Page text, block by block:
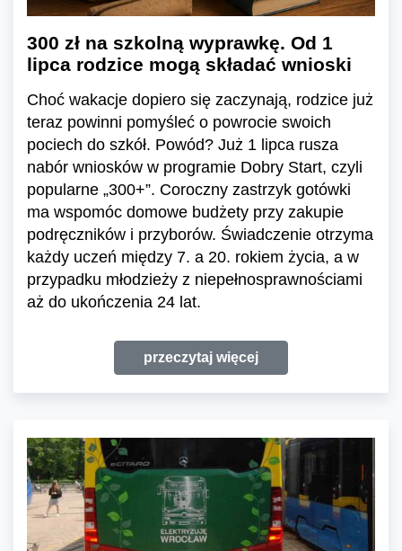
300 zł na szkolną wyprawkę. Od 1
lipca rodzice mogą składać wnioski
Choć wakacje dopiero się zaczynają, rodzice już
teraz powinni pomyśleć o powrocie swoich
pociech do szkół. Powód? Już 1 lipca rusza
nabór wniosków w programie Dobry Start, czyli
popularne „300+”. Coroczny zastrzyk gotówki
ma wspomóc domowe budżety przy zakupie
podręczników i przyborów. Świadczenie otrzyma
każdy uczeń między 7. a 20. rokiem życia, a w
przypadku młodzieży z niepełnosprawnościami
aż do ukończenia 24 lat.
przeczytaj więcej